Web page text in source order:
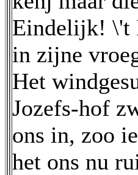
Eindelijk! \'t
in zijne
Het
Jozefs-hof
ons in, zoo
het ons nu